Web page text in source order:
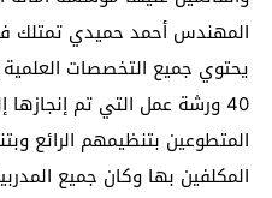
المهندس أحمد حميدي
يحتوي جميع التخصصات العلمية
40 ورشة عمل التي تم
المتطوعين بتنظيمهم الرائع
المكلفين بها وكان جميع